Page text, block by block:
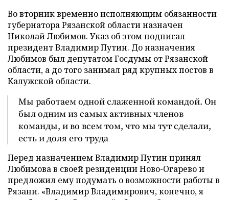
Во вторник временно исполняющим обязанности
губернатора Рязанской области назначен
Николай Любимов. Указ об этом подписал
президент Владимир Путин. До назначения
Любимов был депутатом Госдумы от Рязанской
области, а до того занимал ряд крупных постов в
Калужской области.
Мы работаем одной слаженной командой. Он
был одним из самых активных членов
команды, и во всем том, что мы тут сделали,
есть и доля его труда
Перед назначением Владимир Путин принял
Любимова в своей резиденции Ново-Огарево и
предложил ему подумать о возможности работы в
Рязани. «Владимир Владимирович, конечно, я